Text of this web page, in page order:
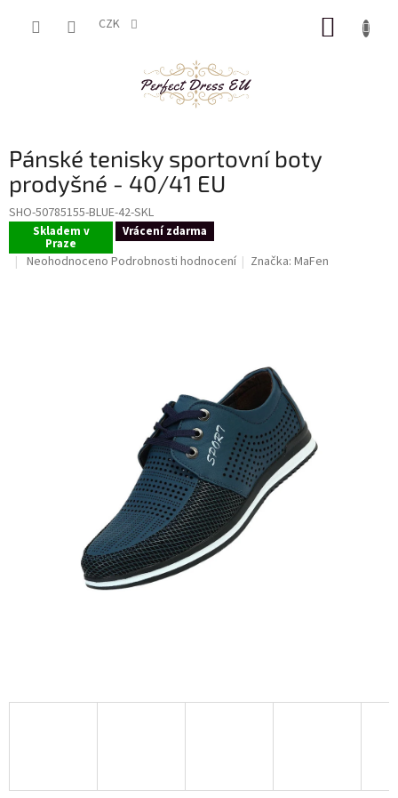
CZK
Pánské tenisky sportovní boty
prodyšné - 40/41 EU
SHO-50785155-BLUE-42-SKL
Skladem v
Praze
Vrácení zdarma
Průměrné
Neohodnoceno Podrobnosti hodnocení Značka:MaFen